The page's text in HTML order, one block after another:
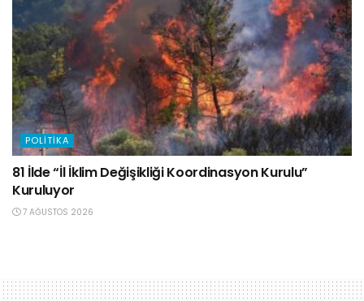
POLITIKA
81 İlde “İl İklim Değişikliği Koordinasyon Kurulu”
Kuruluyor
7 AĞUSTOS 2026